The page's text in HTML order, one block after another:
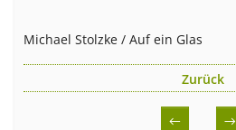
Michael Stolzke / Auf ein Glas
Zurück
← →